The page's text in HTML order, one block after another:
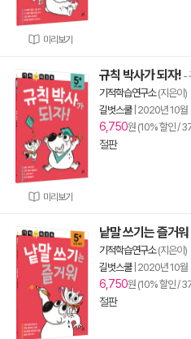
미리보기
미리보기
규칙 박사가 되자! -
기적학습연구소(지은이)
길벗스쿨| 2020년 10월
6,750원 (10% 할인 /
절판
낱말 쓰기는 즐거워
기적학습연구소(지은이)
길벗스쿨| 2020년 10월
6,750원 (10% 할인 /
절판